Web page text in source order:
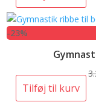
-23%
Tilføj til kurv